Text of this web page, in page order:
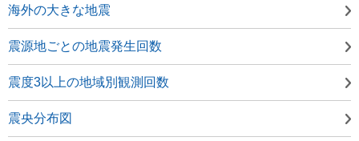
海外の大きな地震
震源地ごとの地震発生回数
震度3以上の地域別観測回数
震央分布図